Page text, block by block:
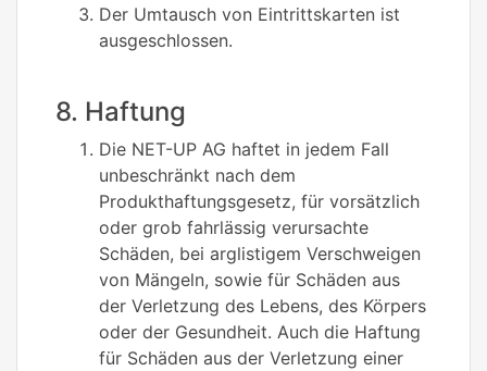
Der Umtausch von Eintrittskarten ist
ausgeschlossen.
8. Haftung
Die NET-UP AG haftet in jedem Fall
unbeschränkt nach dem
Produkthaftungsgesetz, für vorsätzlich
oder grob fahrlässig verursachte
Schäden, bei arglistigem Verschweigen
von Mängeln, sowie für Schäden aus
der Verletzung des Lebens, des Körpers
oder der Gesundheit. Auch die Haftung
für Schäden aus der Verletzung einer